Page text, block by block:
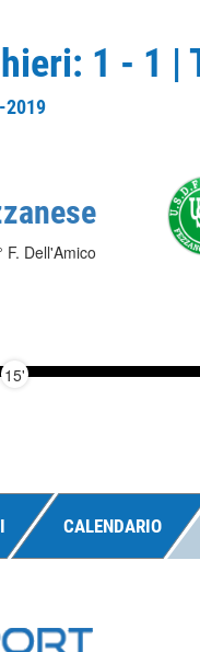
1 - 1 |
2019
F. Dell'Amico
15'
CALENDARIO